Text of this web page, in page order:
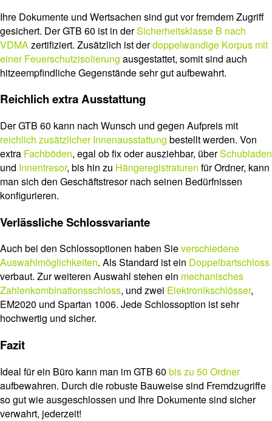
Ihre Dokumente und Wertsachen sind gut vor fremdem Zugriff
gesichert. Der GTB 60 ist in derSicherheitsklasse B nach
VDMA zertifiziert. Zusätzlich ist derdoppelwandige Korpus mit
einer Feuerschutzisolierung ausgestattet, somit sind auch
hitzeempfindliche Gegenstände sehr gut aufbewahrt.
Reichlich extra Ausstattung
Der GTB 60 kann nach Wunsch und gegen Aufpreis mit
reichlich zusätzlicher Innenausstattung bestellt werden. Von
extra Fachböden, egal ob fix oder ausziehbar, überSchubladen
und Innentresor, bis hin zu Hängeregistraturen für Ordner, kann
man sich den Geschäftstresor nach seinen Bedürfnissen
konfigurieren.
Verlässliche Schlossvariante
Auch bei den Schlossoptionen haben Sieverschiedene
Auswahlmöglichkeiten. Als Standard ist ein Doppelbartschloss
verbaut. Zur weiteren Auswahl stehen ein mechanisches
Zahlenkombinationsschloss, und zwei Elektronikschlösser,
EM2020 und Spartan 1006. Jede Schlossoption ist sehr
hochwertig und sicher.
Fazit
Ideal für ein Büro kann man im GTB 60 bis zu 50 Ordner
aufbewahren. Durch die robuste Bauweise sind Fremdzugriffe
so gut wie ausgeschlossen und Ihre Dokumente sind sicher
verwahrt, jederzeit!